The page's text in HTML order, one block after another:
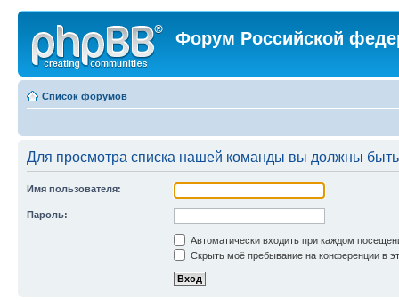
Форум Российской
Список форумов
Для просмотра списка нашей команды вы должны
Имя пользователя:
Пароль:
Автоматически входить при каждом
Скрыть моё пребывание на конференции в